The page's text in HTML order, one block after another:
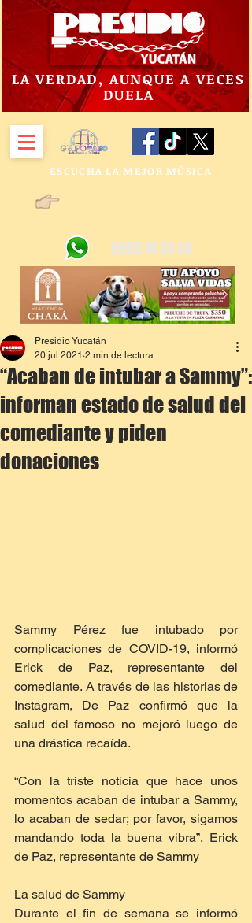
LA VERDAD, AUNQUE A VECES
DUELA
ESCUCHA LA MEJOR MÚSICA
9992 14 24 24
“Acaban de intubar a Sammy”:
informan estado de salud del
comediante y piden
donaciones
Presidio Yucatán
20 jul 2021 2 min de lectura
Sammy Pérez fue intubado por
complicaciones de COVID-19, informó
Erick de Paz, representante del
comediante. A través de las historias de
Instagram, De Paz confirmó que la
salud del famoso no mejoró luego de
una drástica recaída.
“Con la triste noticia que hace unos
momentos acaban de intubar a Sammy,
lo acaban de sedar; por favor, sigamos
mandando toda la buena vibra”, Erick
de Paz, representante de Sammy
La salud de Sammy
Durante el fin de semana se informó